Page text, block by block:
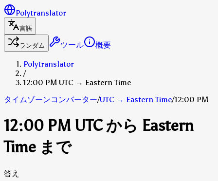
Polytranslator
言語
ランダム ツール 概要
Polytranslator
/
12:00 PM UTC → Eastern Time
タイムゾーンコンバーター/UTC → Eastern Time/12:00 PM
12:00 PM UTC から Eastern
Time まで
答え